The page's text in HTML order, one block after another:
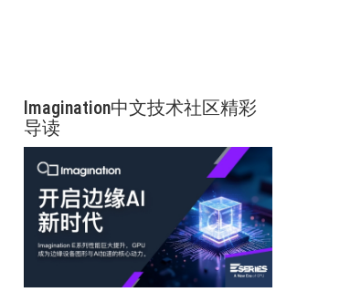
Imagination中文技术社区精彩
导读